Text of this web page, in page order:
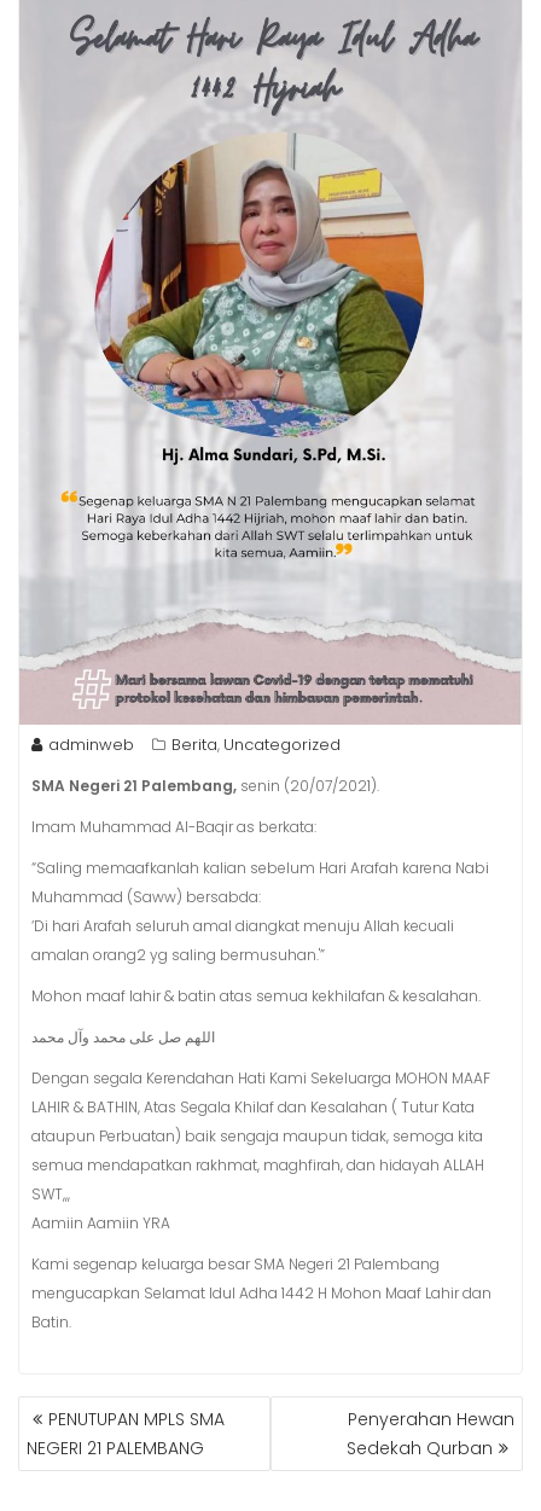
adminweb Berita, Uncategorized
SMA Negeri 21 Palembang, senin (20/07/2021).
Imam Muhammad Al-Baqir as berkata:
“Saling memaafkanlah kalian sebelum Hari Arafah karena Nabi
Muhammad (Saww) bersabda:
‘Di hari Arafah seluruh amal diangkat menuju Allah kecuali
amalan orang2 yg saling bermusuhan.'”
Mohon maaf lahir & batin atas semua kekhilafan & kesalahan.
اللهم صل على محمد وآل محمد
Dengan segala Kerendahan Hati Kami Sekeluarga MOHON MAAF
LAHIR & BATHIN, Atas Segala Khilaf dan Kesalahan ( Tutur Kata
ataupun Perbuatan) baik sengaja maupun tidak, semoga kita
semua mendapatkan rakhmat, maghfirah, dan hidayah ALLAH
SWT,,,
Aamiin Aamiin YRA
Kami segenap keluarga besar SMA Negeri 21 Palembang
mengucapkan Selamat Idul Adha 1442 H Mohon Maaf Lahir dan
Batin.
NAVIGASI
POSPENUTUPAN MPLS SMA
NEGERI 21 PALEMBANG
Penyerahan Hewan
Sedekah Qurban